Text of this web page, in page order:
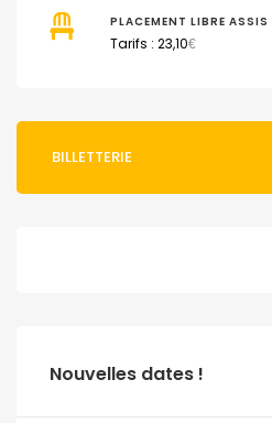
PLACEMENT LIBRE ASSIS
Tarifs : 23,10€
BILLETTERIE
Nouvelles dates !